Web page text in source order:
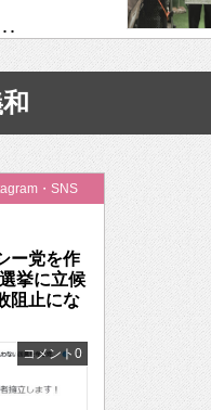
･
し･･･
･･･
・SNS
ー党を作
挙に立候
阻止にな
コメント0